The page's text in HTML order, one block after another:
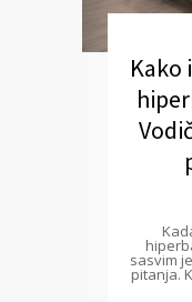
Kako
sasvim
pitanja.